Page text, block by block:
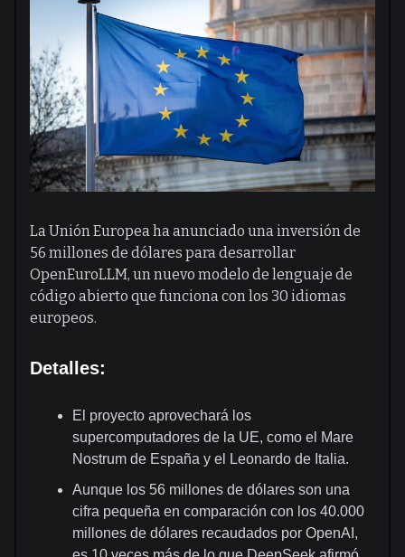
La Unión Europea ha anunciado una inversión de
56 millones de dólares para desarrollar
OpenEuroLLM, un nuevo modelo de lenguaje de
código abierto que funciona con los 30 idiomas
europeos.
Detalles:
El proyecto aprovechará los
supercomputadores de la UE, como el Mare
Nostrum de España y el Leonardo de Italia.
Aunque los 56 millones de dólares son una
cifra pequeña en comparación con los 40.000
millones de dólares recaudados por OpenAI,